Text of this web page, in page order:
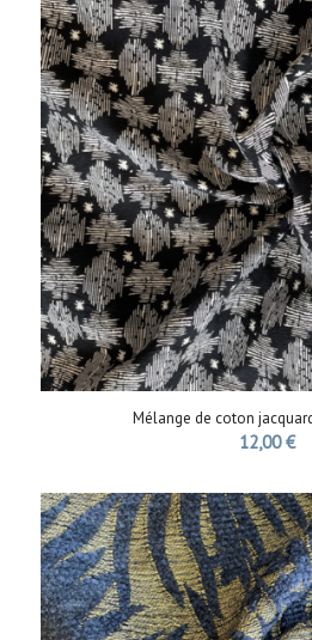
Mélange de coton
12,00€